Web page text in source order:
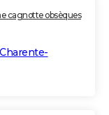
cagnotte obsèques
Charente-